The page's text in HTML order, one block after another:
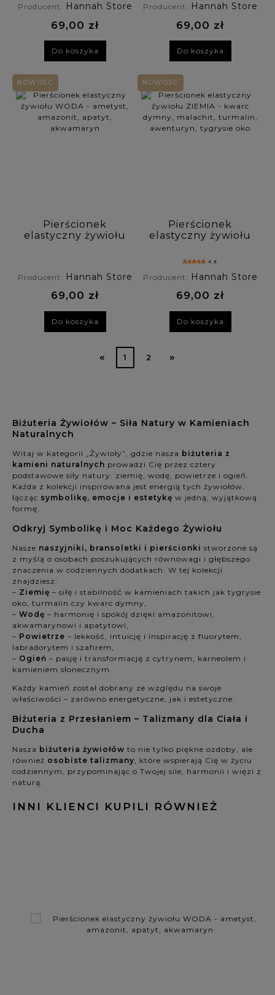
Producent: Hannah Store
69,00 zł
Do koszyka
labradoryt
Producent: Hannah Store
69,00 zł
Do koszyka
Pierścionek
elastyczny żywiołu
Producent: Hannah Store
69,00 zł
Do koszyka
NOWOŚĆ
Pierścionek
elastyczny żywiołu
dymny, malachit,
awenturyn,
tygrysie oko
4.8
Producent: Hannah Store
69,00 zł
Do koszyka
NOWOŚĆ
« 1 2 »
Biżuteria Żywiołów – Siła Natury w Kamieniach
Naturalnych
Witaj w kategorii „Żywioły”, gdzie nasza biżuteria z
kamieni naturalnych prowadzi Cię przez cztery
podstawowe siły natury: ziemię, wodę, powietrze i ogień.
Każda z kolekcji inspirowana jest energią tych żywiołów,
łącząc symbolikę, emocje i estetykę w jedną, wyjątkową
formę.
Odkryj Symbolikę i Moc Każdego Żywiołu
Nasze naszyjniki, bransoletki i pierścionki stworzone są
z myślą o osobach poszukujących równowagi i głębszego
znaczenia w codziennych dodatkach. W tej kolekcji
znajdziesz:
– Ziemię – siłę i stabilność w kamieniach takich jak tygrysie
oko, turmalin czy kwarc dymny,
– Wodę – harmonię i spokój dzięki amazonitowi,
akwamarynowi i apatytowi,
– Powietrze – lekkość, intuicję i inspirację z fluorytem,
labradorytem i szafirem,
– Ogień – pasję i transformację z cytrynem, karneolem i
kamieniem słonecznym.
Każdy kamień został dobrany ze względu na swoje
właściwości – zarówno energetyczne, jak i estetyczne.
Biżuteria z Przesłaniem – Talizmany dla Ciała i
Ducha
Nasza biżuteria żywiołów to nie tylko piękne ozdoby, ale
również osobiste talizmany , które wspierają Cię w życiu
codziennym, przypominając o Twojej sile, harmonii i więzi z
naturą.
INNI KLIENCI KUPILI RÓWNIEŻ